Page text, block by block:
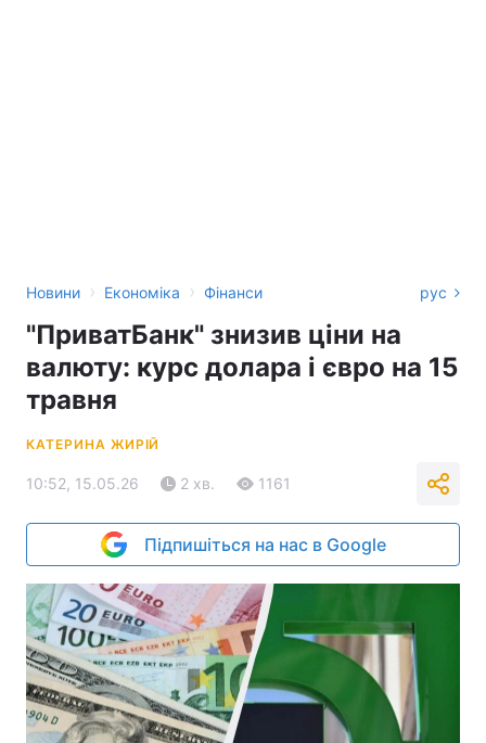
Новини › Економіка › Фінанси рус
"ПриватБанк" знизив ціни на
валюту: курс долара і євро на 15
травня
КАТЕРИНА ЖИРІЙ
10:52, 15.05.26 2 хв. 1161
Підпишіться на нас в Google